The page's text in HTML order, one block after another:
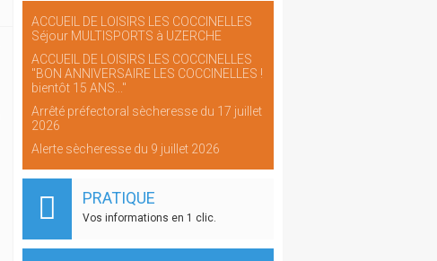
ACCUEIL DE LOISIRS LES COCCINELLES
Séjour MULTISPORTS à UZERCHE
ACCUEIL DE LOISIRS LES COCCINELLES
"BON ANNIVERSAIRE LES COCCINELLES !
bientôt 15 ANS..."
Arrêté préfectoral sècheresse du 17 juillet
2026
Alerte sècheresse du 9 juillet 2026
PRATIQUE
Vos informations en 1 clic.